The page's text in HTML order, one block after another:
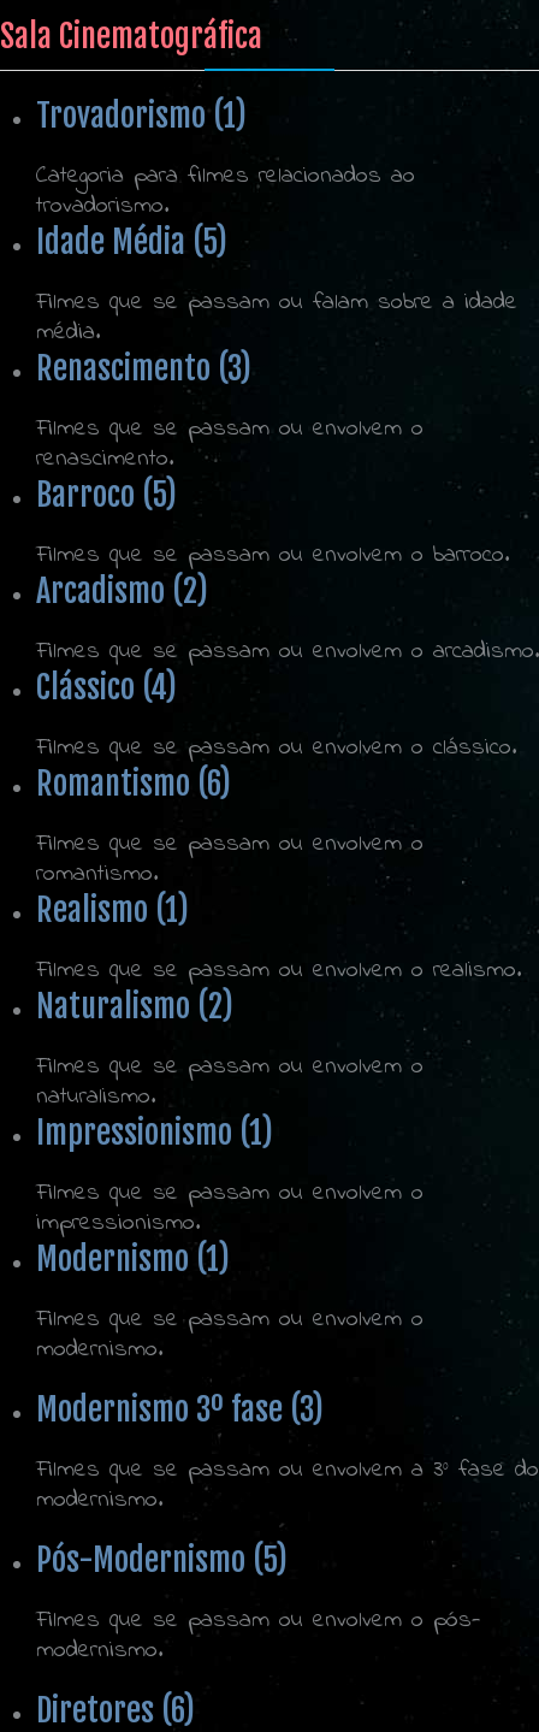
Sala Cinematográfica
Trovadorismo (1)
Categoria para filmes relacionados ao
trovadorismo.
Idade Média (5)
Filmes que se passam ou falam sobre a idade
média.
Renascimento (3)
Filmes que se passam ou envolvem o
renascimento.
Barroco (5)
Filmes que se passam ou envolvem o barroco.
Arcadismo (2)
Filmes que se passam ou envolvem o arcadismo.
Clássico (4)
Filmes que se passam ou envolvem o clássico.
Romantismo (6)
Filmes que se passam ou envolvem o
romantismo.
Realismo (1)
Filmes que se passam ou envolvem o realismo.
Naturalismo (2)
Filmes que se passam ou envolvem o
naturalismo.
Impressionismo (1)
Filmes que se passam ou envolvem o
impressionismo.
Modernismo (1)
Filmes que se passam ou envolvem o
modernismo.
Modernismo 3º fase (3)
Filmes que se passam ou envolvem a 3º fase do
modernismo.
Pós-Modernismo (5)
Filmes que se passam ou envolvem o pós-
modernismo.
Diretores (6)